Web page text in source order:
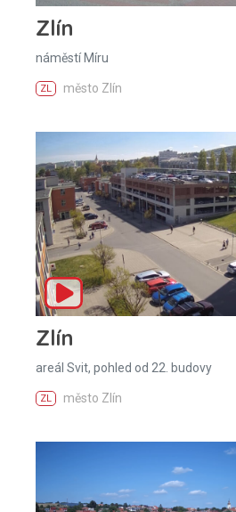
Zlín
náměstí Míru
ZL město Zlín
Zlín
areál Svit, pohled od 22. budovy
ZL město Zlín